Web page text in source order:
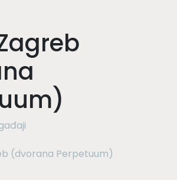
(dvorana Perpetuum)